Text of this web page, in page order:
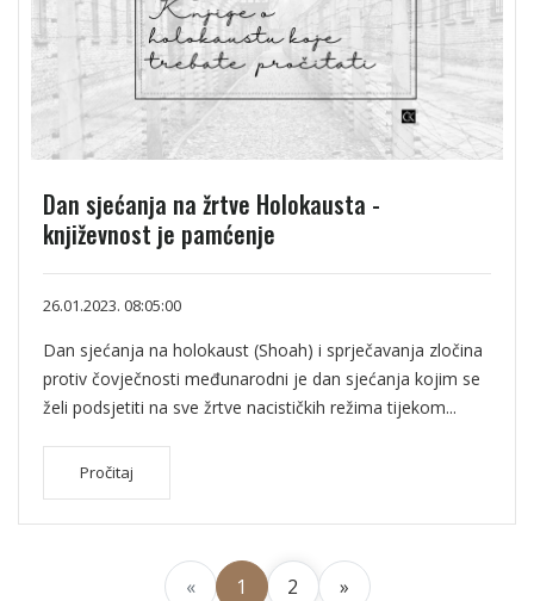
Dan sjećanja na žrtve Holokausta -
književnost je pamćenje
26.01.2023. 08:05:00
Dan sjećanja na holokaust (Shoah) i sprječavanja zločina
protiv čovječnosti međunarodni je dan sjećanja kojim se
želi podsjetiti na sve žrtve nacističkih režima tijekom...
Pročitaj
« 1 2 »